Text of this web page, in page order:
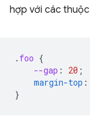
hợp với các
. foo {
--gap : 20 ;
margin-top :
}